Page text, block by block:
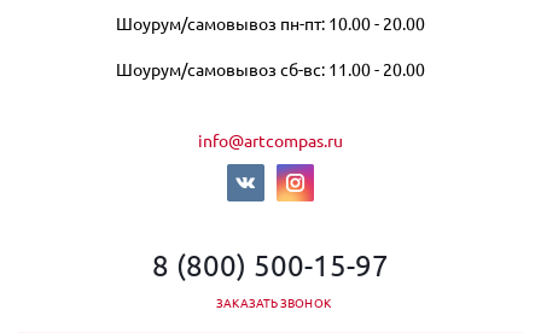
Шоурум/самовывоз пн-пт: 10.00 - 20.00
Шоурум/самовывоз сб-вс: 11.00 - 20.00
info@artcompas.ru
8 (800) 500-15-97
ЗАКАЗАТЬ ЗВОНОК